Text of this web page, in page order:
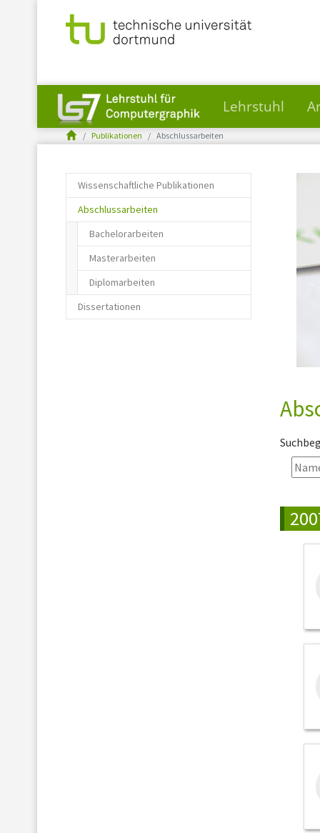
Skip to main content
Lehrstuhl
You are here:Publikationen Abschlussarbeiten
Wissenschaftliche Publikationen
Abschlussarbeiten
Bachelorarbeiten
Masterarbeiten
Diplomarbeiten
Dissertationen